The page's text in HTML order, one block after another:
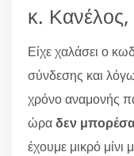
κ. Κανέλος,
Είχε χαλάσει ο
σύνδεσης και
χρόνο αναμονής
ώραδεν
έχουμε μικρό μίνι